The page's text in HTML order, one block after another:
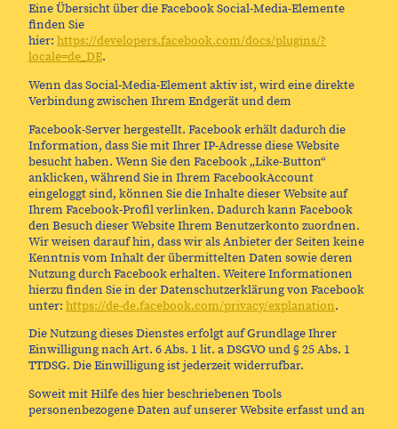
Eine Übersicht über die Facebook Social-Media-Elemente
finden Sie
hier: https://developers.facebook.com/docs/plugins/?
locale=de_DE.
Wenn das Social-Media-Element aktiv ist, wird eine direkte
Verbindung zwischen Ihrem Endgerät und dem
Facebook-Server hergestellt. Facebook erhält dadurch die
Information, dass Sie mit Ihrer IP-Adresse diese Website
besucht haben. Wenn Sie den Facebook „Like-Button“
anklicken, während Sie in Ihrem FacebookAccount
eingeloggt sind, können Sie die Inhalte dieser Website auf
Ihrem Facebook-Profil verlinken. Dadurch kann Facebook
den Besuch dieser Website Ihrem Benutzerkonto zuordnen.
Wir weisen darauf hin, dass wir als Anbieter der Seiten keine
Kenntnis vom Inhalt der übermittelten Daten sowie deren
Nutzung durch Facebook erhalten. Weitere Informationen
hierzu finden Sie in der Datenschutzerklärung von Facebook
unter: https://de-de.facebook.com/privacy/explanation.
Die Nutzung dieses Dienstes erfolgt auf Grundlage Ihrer
Einwilligung nach Art. 6 Abs. 1 lit. a DSGVO und § 25 Abs. 1
TTDSG. Die Einwilligung ist jederzeit widerrufbar.
Soweit mit Hilfe des hier beschriebenen Tools
personenbezogene Daten auf unserer Website erfasst und an